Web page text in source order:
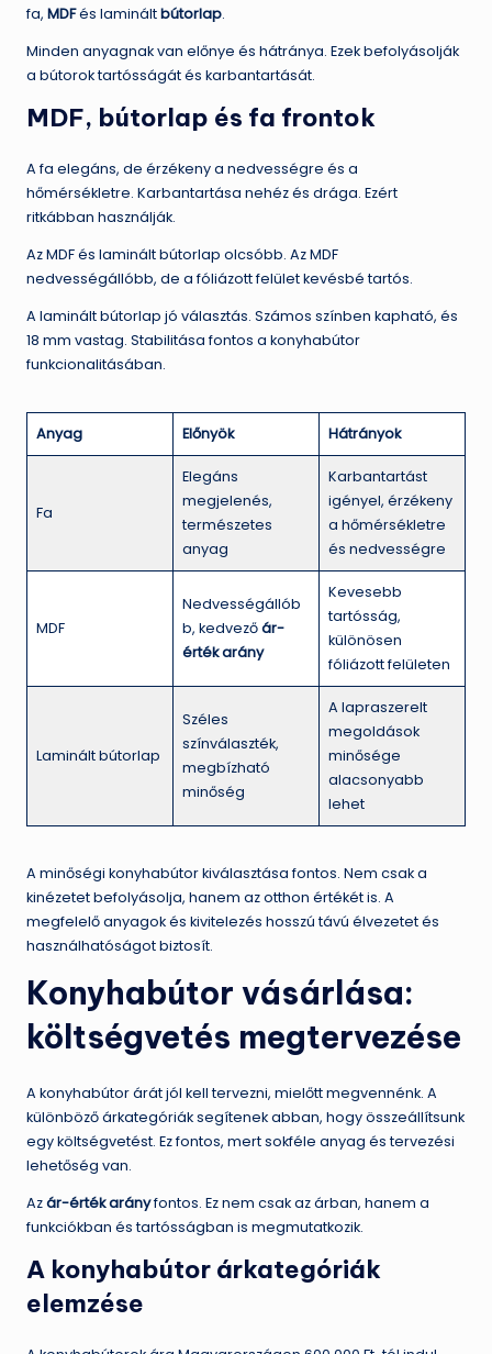
fa, MDFés lamináltbútorlap.
Minden anyagnak van előnye és hátránya. Ezek befolyásolják
a bútorok tartósságát és karbantartását.
MDF, bútorlap és fa frontok
A fa elegáns, de érzékeny a nedvességre és a
hőmérsékletre. Karbantartása nehéz és drága. Ezért
ritkábban használják.
Az MDF és laminált bútorlap olcsóbb. Az MDF
nedvességállóbb, de a fóliázott felület kevésbé tartós.
A laminált bútorlap jó választás. Számos színben kapható, és
18 mm vastag. Stabilitása fontos a konyhabútor
funkcionalitásában.
Anyag Előnyök Hátrányok
Fa
Elegáns
megjelenés,
természetes
anyag
Karbantartást
igényel, érzékeny
a hőmérsékletre
és nedvességre
MDF
Nedvességállób
b, kedvezőár-
érték arány
Kevesebb
tartósság,
különösen
fóliázott felületen
Laminált bútorlap
Széles
színválaszték,
megbízható
minőség
A lapraszerelt
megoldások
minősége
alacsonyabb
lehet
A minőségi konyhabútor kiválasztása fontos. Nem csak a
kinézetet befolyásolja, hanem az otthon értékét is. A
megfelelő anyagok és kivitelezés hosszú távú élvezetet és
használhatóságot biztosít.
Konyhabútor vásárlása:
költségvetés megtervezése
A konyhabútor árát jól kell tervezni, mielőtt megvennénk. A
különböző árkategóriák segítenek abban, hogy összeállítsunk
egy költségvetést. Ez fontos, mert sokféle anyag és tervezési
lehetőség van.
Azár-érték arányfontos. Ez nem csak az árban, hanem a
funkciókban és tartósságban is megmutatkozik.
A konyhabútor árkategóriák
elemzése